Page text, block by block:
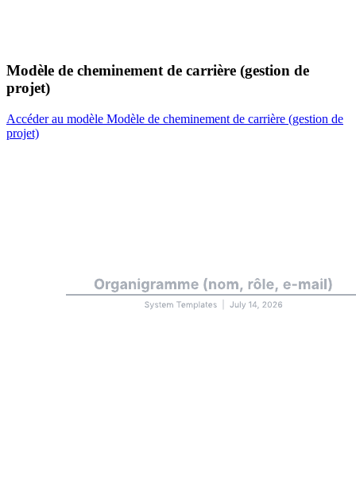
Modèle de cheminement de carrière (gestion de
projet)
Accéder au modèle Modèle de cheminement de carrière (gestion de
projet)